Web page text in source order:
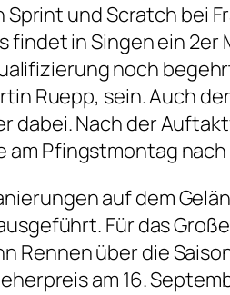
und Scratch bei
in Singen ein
noch
Ruepp, sein. Auch
dabei. Nach der
am Pfingstmontag
auf dem
Für das
Rennen über die
am 16.